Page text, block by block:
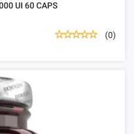
UI 60 CAPS
(0)